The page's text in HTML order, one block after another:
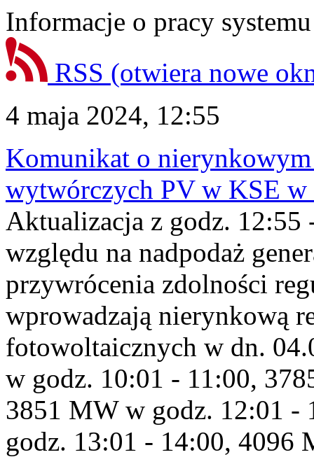
Informacje o pracy
RSS (otwiera nowe
4 maja 2024, 12:55
Komunikat o
wytwórczych PV w KSE
Aktualizacja z godz.
względu na nadpodaż
przywrócenia zdolności
wprowadzają nierynkową
fotowoltaicznych w dn.
w godz. 10:01 - 11:00,
3851 MW w godz. 12:01
godz. 13:01 - 14:00, 4096